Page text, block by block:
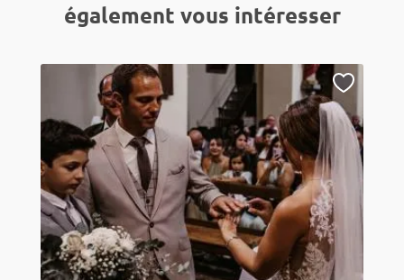
également vous intéresser